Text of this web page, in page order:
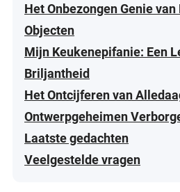
Het Onbezongen Genie
Objecten
Mijn Keukenepifanie: Een
Briljantheid
Het Ontcijferen van
Ontwerpgeheimen
Laatste gedachten
Veelgestelde vragen